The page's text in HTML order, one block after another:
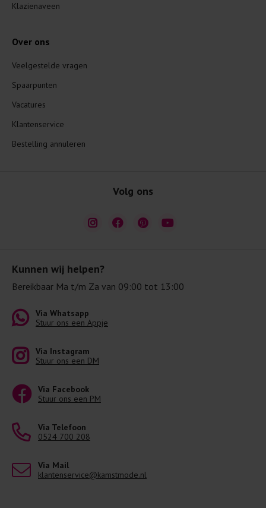
Kunnen wij helpen?
Bereikbaar Ma t/m Za van 09:00 tot 13:00
Via Whatsapp
Stuur ons een Appje
Via Instagram
Stuur ons een DM
Via Facebook
Stuur ons een PM
Via Telefoon
0524 700 208
Via Mail
klantenservice@kamstmode.nl
Klazienaveen
Over ons
Veelgestelde vragen
Spaarpunten
Vacatures
Klantenservice
Bestelling annuleren
Volg ons